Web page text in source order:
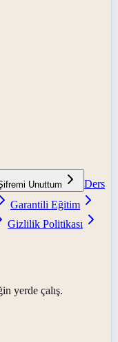
Unuttum
Ders
Garantili Eğitim
Gizlilik Politikası
yerde çalış.